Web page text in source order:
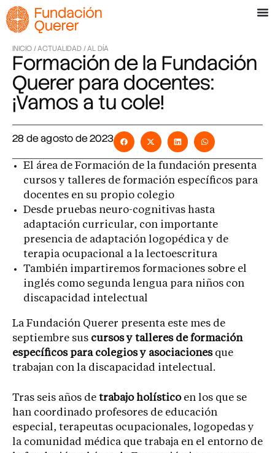
INICIO /ACTUALIDAD /AL DÍA
Formación de la Fundación
Querer para docentes:
¡Vamos a tu cole!
28 de agosto de 2023
El área de Formación de la fundación presenta
cursos y talleres de formación específicos para
docentes en su propio colegio
Desde pruebas neuro-cognitivas hasta
adaptación curricular, con importante
presencia de adaptación logopédica y de
terapia ocupacional a la lectoescritura
También impartiremos formaciones sobre el
inglés como segunda lengua para niños con
discapacidad intelectual
La Fundación Querer presenta este mes de
septiembre sus cursos y talleres de formación
específicos para colegios y asociacionesque
trabajan con la discapacidad intelectual.
Tras seis años de trabajo holísticoen los que se
han coordinado profesores de educación
especial, terapeutas ocupacionales, logopedas y
la comunidad médica que trabaja en el entorno de